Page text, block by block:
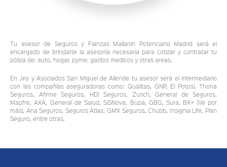
Tu asesor de Seguros y Fianzas Mallanin Potenciano Madrid será el
encargado de brindarte la asesoría necesaria para cotizar y contratar tu
póliza de: auto, hogar, pyme, gastos medicos y otras areas.
En Jiro y Asociados San Miguel de Allende tu asesor será el intermediario
con las compañías aseguradoras como: Quálitas, GNP, El Potosí, Thona
Seguros, Afirme Seguros, HDI Seguros, Zurich, General de Seguros,
Mapfre, AXA, General de Salud, SiSNova, Bupa, GBG, Sura, BX+ (Ve por
más), Ana Seguros, Seguros Atlas, GMX Seguros, Chubb, Insignia Life, Plan
Seguro, entre otras.